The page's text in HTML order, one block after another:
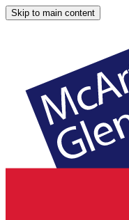
Skip to main content